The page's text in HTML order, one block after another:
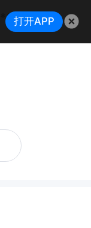
**暑假工骑手 就近安排**300+车补包住
打开APP